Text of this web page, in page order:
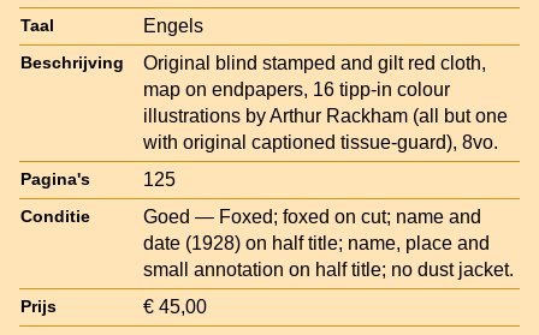
Taal Engels
Beschrijving
Original blind stamped and gilt red cloth,
map on endpapers, 16 tipp-in colour
illustrations by Arthur Rackham (all but one
with original captioned tissue-guard), 8vo.
Pagina's 125
Conditie
Goed — Foxed; foxed on cut; name and
date (1928) on half title; name, place and
small annotation on half title; no dust jacket.
Prijs € 45,00